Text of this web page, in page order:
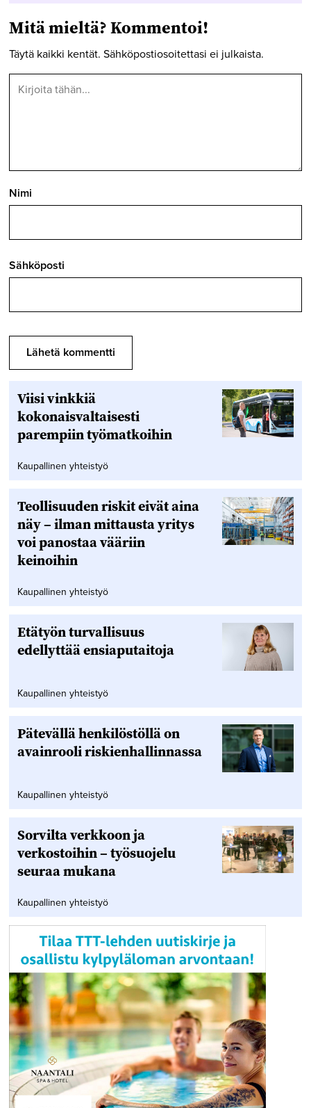
Mitä mieltä? Kommentoi!
Täytä kaikki kentät. Sähköpostiosoitettasi ei julkaista.
Nimi
Sähköposti
Viisi vinkkiä
kokonaisvaltaisesti
parempiin työmatkoihin
Kaupallinen yhteistyö
Teollisuuden riskit eivät aina
näy – ilman mittausta yritys
voi panostaa vääriin
keinoihin
Kaupallinen yhteistyö
Etätyön turvallisuus
edellyttää ensiaputaitoja
Kaupallinen yhteistyö
Pätevällä henkilöstöllä on
avainrooli riskienhallinnassa
Kaupallinen yhteistyö
Sorvilta verkkoon ja
verkostoihin – työsuojelu
seuraa mukana
Kaupallinen yhteistyö